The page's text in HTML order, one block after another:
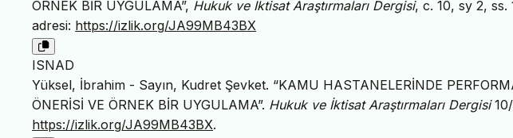
ÖRNEK BİR UYGULAMA”, Hukuk ve İktisat Araştırmaları Dergisi, c. 10, sy 2, ss.
adresi: https://izlik.org/JA99MB43BX
ISNAD
Yüksel, İbrahim - Sayın, Kudret Şevket. “KAMU HASTANELERİNDE
ÖNERİSİ VE ÖRNEK BİR UYGULAMA”. Hukuk ve İktisat Araştırmaları Dergisi10/
https://izlik.org/JA99MB43BX.